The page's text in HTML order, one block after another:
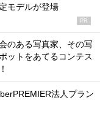
モデルが登場
PR
のある写真家、その写
ットをあてるコンテス
法人プラン